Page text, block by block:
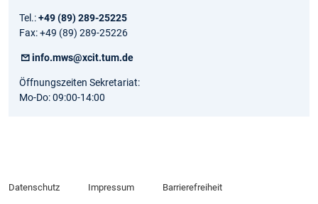
Tel.:+49 (89) 289-25225
Fax: +49 (89) 289-25226
info.mws@xcit.tum.de
Öffnungszeiten Sekretariat:
Mo-Do: 09:00-14:00
Datenschutz Impressum Barrierefreiheit